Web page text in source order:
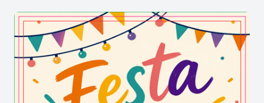
Sortint des del Parc Fluvial en direcció al dipòsit
de Can Titó, arribarem a un tram de 3 Km. del
GR–172, des del dipòsit de Can Titó fins l'Ermita
de Collbàs.
El santuari de Collbàs apareix documentat des
del 1318 i s'hi venera la Mare de Déu de